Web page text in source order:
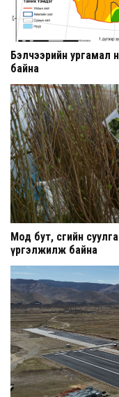
Бэлчээрийн ургамал
байна
Мод бут, сөөгийн
үргэлжилж байна